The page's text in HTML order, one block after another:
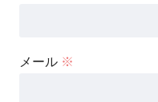
メール ※